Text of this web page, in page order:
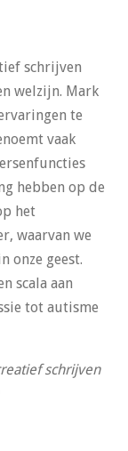
schrijven
welzijn. Mark
te
vaak
hebben op de
het
waarvan we
onze geest.
scala aan
tot autisme
schrijven